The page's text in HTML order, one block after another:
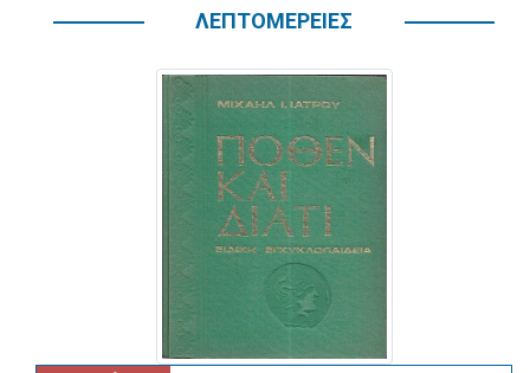
ΛΕΠΤΟΜΕΡΕΙΕΣ